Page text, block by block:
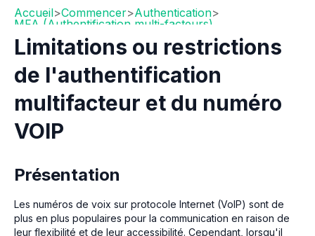
Accueil>Commencer>Authentication>
MFA (Authentification multi-facteurs)
Limitations ou restrictions
de l'authentification
multifacteur et du numéro
VOIP
Présentation
Les numéros de voix sur protocole Internet (VoIP) sont de
plus en plus populaires pour la communication en raison de
leur flexibilité et de leur accessibilité. Cependant, lorsqu'il